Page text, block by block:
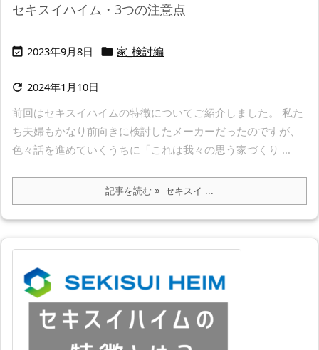
セキスイハイム・3つの注意点
 2023年9月8日  家_検討編
 2024年1月10日
前回はセキスイハイムの特徴についてご紹介しました。 私た
ち夫婦もかなり前向きに検討したメーカーだったのですが、
色々話を進めていくうちに「これは我々の思う家づくり ...
記事を読む セキスイ ...